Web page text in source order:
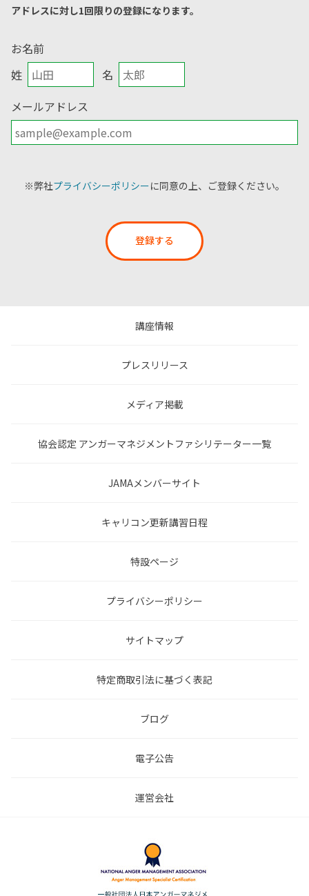
アドレスに対し1回限りの登録になります。
お名前
姓
名
メールアドレス
※弊社プライバシーポリシーに同意の上、ご登録ください。
登録する
講座情報
プレスリリース
メディア掲載
協会認定 アンガーマネジメントファシリテーター一覧
JAMAメンバーサイト
キャリコン更新講習日程
特設ページ
プライバシーポリシー
サイトマップ
特定商取引法に基づく表記
ブログ
電子公告
運営会社